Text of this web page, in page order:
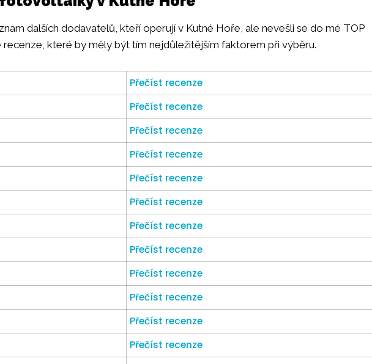
dalších dodavatelů, kteří operují v Kutné Hoře, ale nevešli se do mé TOP
recenze, které by měly být tím nejdůležitějším faktorem při výběru.
Přečíst recenze
Přečíst recenze
Přečíst recenze
Přečíst recenze
Přečíst recenze
Přečíst recenze
Přečíst recenze
Přečíst recenze
Přečíst recenze
Přečíst recenze
Přečíst recenze
Přečíst recenze